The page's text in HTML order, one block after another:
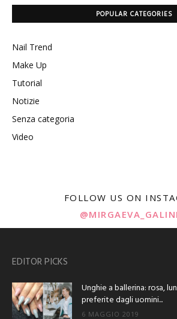
POPULAR CATEGORIES
Nail Trend
Make Up
Tutorial
Notizie
Senza categoria
Video
FOLLOW US ON
EDITOR PICKS
Unghie a ballerina: rosa,
preferite dagli uomini...
6 MAGGIO 2019